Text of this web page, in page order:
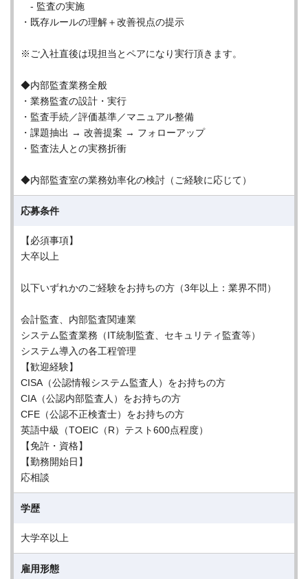
- 監査の実施
・既存ルールの理解＋改善視点の提示
※ご入社直後は現担当とペアになり実行頂きます。
◆内部監査業務全般
・業務監査の設計・実行
・監査手続／評価基準／マニュアル整備
・課題抽出 → 改善提案 → フォローアップ
・監査法人との実務折衝
◆内部監査室の業務効率化の検討（ご経験に応じて）
応募条件
【必須事項】
大卒以上
以下いずれかのご経験をお持ちの方（3年以上：業界不問）
会計監査、内部監査関連業
システム監査業務（IT統制監査、セキュリティ監査等）
システム導入の各工程管理
【歓迎経験】
CISA（公認情報システム監査人）をお持ちの方
CIA（公認内部監査人）をお持ちの方
CFE（公認不正検査士）をお持ちの方
英語中級（TOEIC（R）テスト600点程度）
【免許・資格】
【勤務開始日】
応相談
学歴
大学卒以上
雇用形態